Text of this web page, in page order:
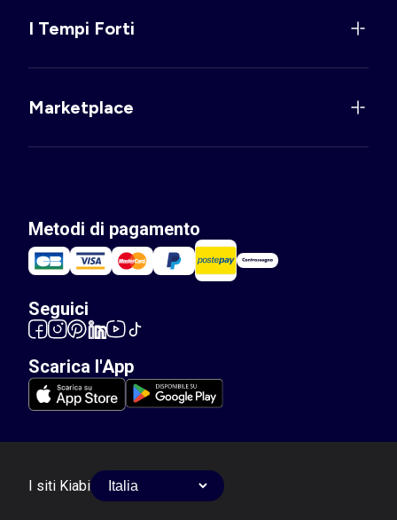
I Tempi Forti
Marketplace
Metodi di pagamento
Seguici
Scarica l'App
I siti Kiabi